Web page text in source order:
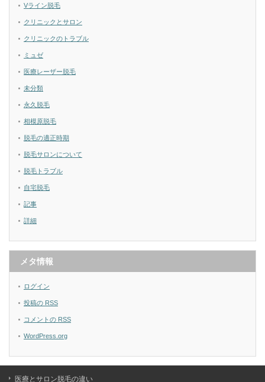
Vライン脱毛
クリニックとサロン
クリニックのトラブル
ミュゼ
医療レーザー脱毛
未分類
永久脱毛
相模原脱毛
脱毛の適正時期
脱毛サロンについて
脱毛トラブル
自宅脱毛
記事
詳細
メタ情報
ログイン
投稿の RSS
コメントの RSS
WordPress.org
医療とサロン脱毛の違い